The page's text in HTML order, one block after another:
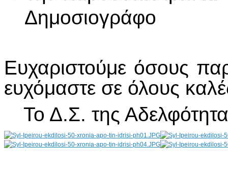
Δημοσιογράφο
Ευχαριστούμε όσους
ευχόμαστε σε όλους
Το Δ.Σ. της